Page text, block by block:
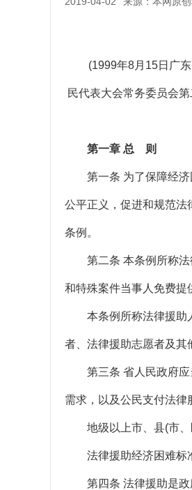
(1999年8月15日广东
民代表大会常务委员会
第一章 总 则
第一条 为了保障经济
公平正义，促进和规范法
条例。
第二条 本条例所称法
和特殊案件当事人免费提
本条例所称法律援助人
者、法律援助志愿者及其
第三条 省人民政府应
需求，以及公民支付法律
地级以上市、县(市、
法律援助经济困难标准
第四条 法律援助是政